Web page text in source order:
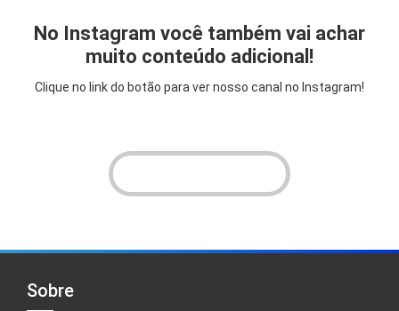
No Instagram você também vai achar
muito conteúdo adicional!
Clique no link do botão para ver nosso canal no Instagram!
Sobre